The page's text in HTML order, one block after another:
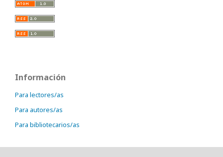
Información
Para lectores/as
Para autores/as
Para bibliotecarios/as